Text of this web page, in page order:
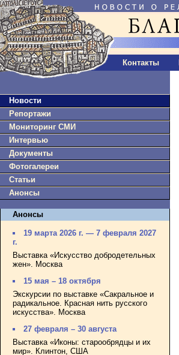
Контакты
Новости
Репортажи
Мониторинг СМИ
Интервью
Документы
Фотогалереи
Статьи
Анонсы
Анонсы
19 марта 2026 г. — 7 февраля 2027
г.
Выставка «Искусство добродетельных
жен». Москва
15 мая – 18 октября
Экскурсии по выставке «Сакральное и
радикальное. Красная нить русского
искусства». Москва
27 февраля – 30 августа
Выставка «Иконы: старообрядцы и их
мир». Клинтон, США